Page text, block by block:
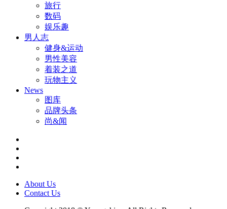
旅行
数码
娱乐趣
男人志
健身&运动
男性美容
着装之道
玩物主义
News
图库
品牌头条
尚&闻
About Us
Contact Us